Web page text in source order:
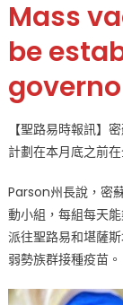
Mass
be
【聖路易時報訊】
計劃在本月底之前
Parson州長說，密
動小組，每組每天
派往聖路易和堪薩
弱勢族群接種疫苗